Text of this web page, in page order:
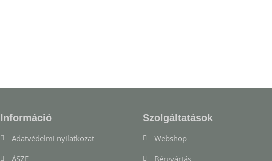
Információ
Adatvédelmi nyilatkozat
ÁSZF
Szolgáltatások
Webshop
Bérgyártás